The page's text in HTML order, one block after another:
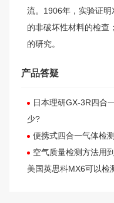
流。1906年，实验证
的非破坏性材料的检查
的研究。
产品答疑
日本理研GX-3R四合
少?
便携式四合一气体检
空气质量检测方法用
美国英思科MX6可以检